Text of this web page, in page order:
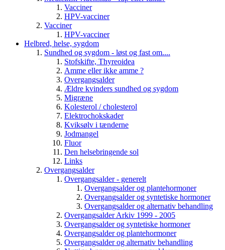
Vacciner
HPV-vacciner
Vacciner
HPV-vacciner
Helbred, helse, sygdom
Sundhed og sygdom - løst og fast om....
Stofskifte, Thyreoidea
Amme eller ikke amme ?
Overgangsalder
Ældre kvinders sundhed og sygdom
Migræne
Kolesterol / cholesterol
Elektrochokskader
Kviksølv i tænderne
Jodmangel
Fluor
Den helsebringende sol
Links
Overgangsalder
Overgangsalder - generelt
Overgangsalder og plantehormoner
Overgangsalder og syntetiske hormoner
Overgangsalder og alternativ behandling
Overgangsalder Arkiv 1999 - 2005
Overgangsalder og syntetiske hormoner
Overgangsalder og plantehormoner
Overgangsalder og alternativ behandling